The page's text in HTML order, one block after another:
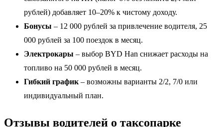
рублей) добавляет 10–20% к чистому доходу.
Бонусы – 12 000 рублей за привлечение водителя, 25
000 рублей за 100 поездок в месяц.
Электрокары – выбор BYD Han снижает расходы на
топливо на 50 000 рублей в месяц.
Гибкий график – возможны варианты 2/2, 7/0 или
индивидуальный план.
Отзывы водителей о таксопарке